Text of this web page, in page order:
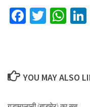
Facebook
YOU MAY ALSO